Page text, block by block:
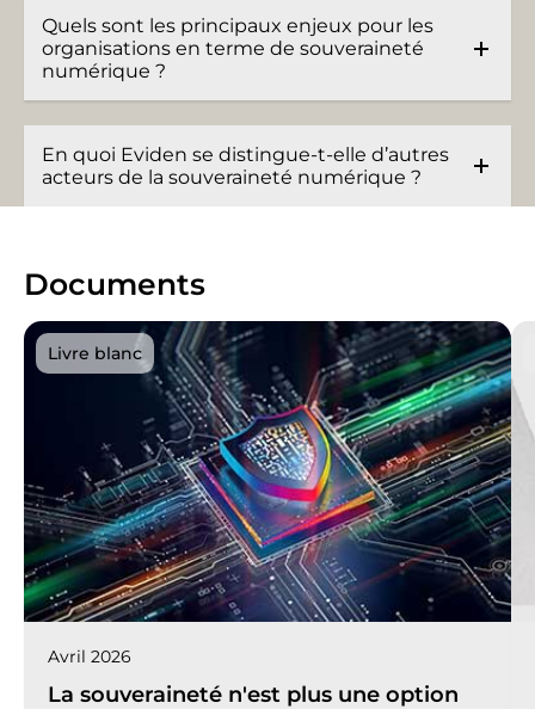
Quels sont les principaux enjeux pour les
organisations en terme de souveraineté
numérique ?
En quoi Eviden se distingue‑t‑elle d’autres
acteurs de la souveraineté numérique ?
Documents
Livre blanc
Avril 2026
La souveraineté n'est plus une option